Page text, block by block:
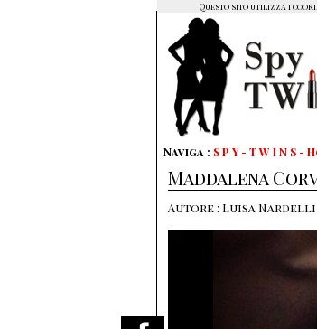
Naviga : S P Y - T W I N S -
Maddalena
Autore : Luisa Nardelli
Questo sito utilizza i